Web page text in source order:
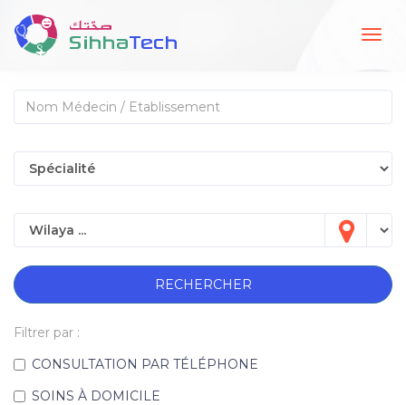
RECHERCHER
Filtrer par :
CONSULTATION PAR TÉLÉPHONE
SOINS À DOMICILE